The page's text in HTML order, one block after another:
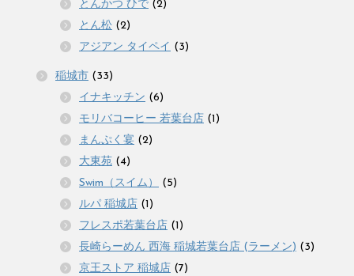
とんかつ ひで (2)
とん松 (2)
アジアン タイペイ (3)
稲城市 (33)
イナキッチン (6)
モリバコーヒー 若葉台店 (1)
まんぷく宴 (2)
大東苑 (4)
Swim（スイム）
(5)
ルパ 稲城店 (1)
フレスポ若葉台店 (1)
長崎らーめん 西海 稲城若葉台店 (ラーメン) (3)
京王ストア 稲城店 (7)